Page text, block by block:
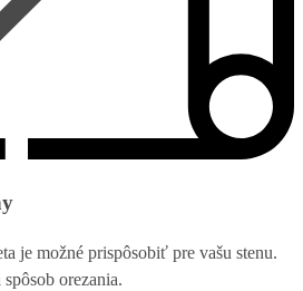
je možné prispôsobiť pre vašu stenu.
orezania.